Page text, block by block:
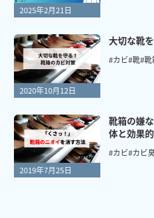
2025年2月21日
2020年10月12日
大切な靴
#カビ#靴#靴
2019年7月25日
靴箱の嫌
体と効果
#カビ#カビ